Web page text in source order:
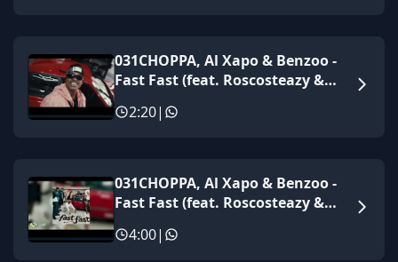
031CHOPPA, Al Xapo & Benzoo -
Fast Fast (feat. Roscosteazy &
2:20|
031CHOPPA, Al Xapo & Benzoo -
Fast Fast (feat. Roscosteazy &
4:00|